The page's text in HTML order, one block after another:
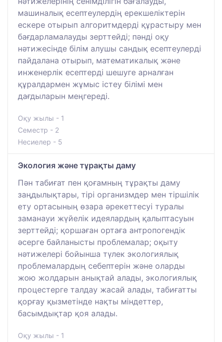
машиналық есептеулердің ерекшеліктерін
ескере отырып алгоритмдерді құрастыру мен
бағдарламалауды зерттейді; пәнді оқу
нәтижесінде білім алушы сандық есептеулерді
пайдалана отырып, математикалық және
инженерлік есептерді шешуге арналған
құралдармен жұмыс істеу білімі мен
дағдыларын меңгереді.
Оқу жылы - 1
Семестр - 2
Несиелер - 5
Экология және тұрақты даму
Пән табиғат пен қоғамның тұрақты даму
заңдылықтары, тірі организмдер мен тіршілік
ету ортасының өзара әрекеттесуі туралы
заманауи жүйелік идеялардың қалыптасуын
зерттейді; қоршаған ортаға антропогендік
әсерге байланысты проблемалар; оқыту
нәтижелері бойынша түлек экологиялық
проблемалардың себептерін және оларды
жою жолдарын анықтай алады, экологиялық
процестерге талдау жасай алады, табиғатты
қорғау қызметінде нақты міндеттер,
басымдықтар қоя алады.
Оқу жылы - 1